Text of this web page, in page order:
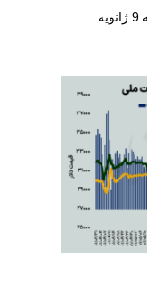
فروش این محصولات از یکشنبه 9 ژانویه